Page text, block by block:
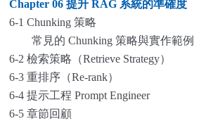
Chapter 06 提升 RAG 系統的準確度
6-1 Chunking 策略
常見的 Chunking 策略與實作範例
6-2 檢索策略（Retrieve Strategy）
6-3 重排序（Re-rank）
6-4 提示工程 Prompt Engineer
6-5 章節回顧